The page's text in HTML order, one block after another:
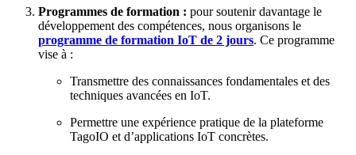
Programmes de formation : pour soutenir davantage le
développement des compétences, nous organisons le
programme de formation IoT de 2 jours. Ce programme
vise à :
Transmettre des connaissances fondamentales et des
techniques avancées en IoT.
Permettre une expérience pratique de la plateforme
TagoIO et d’applications IoT concrètes.